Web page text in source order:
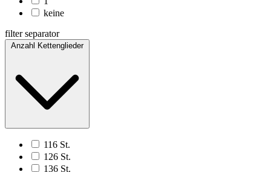
keine
filter separator
Anzahl Kettenglieder
116 St.
126 St.
136 St.